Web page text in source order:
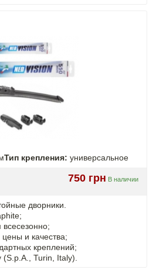
Тип крепления: универсальное
750 грн В наличии
дворники.
всесезонно;
и качества;
креплений;
Turin, Italy).